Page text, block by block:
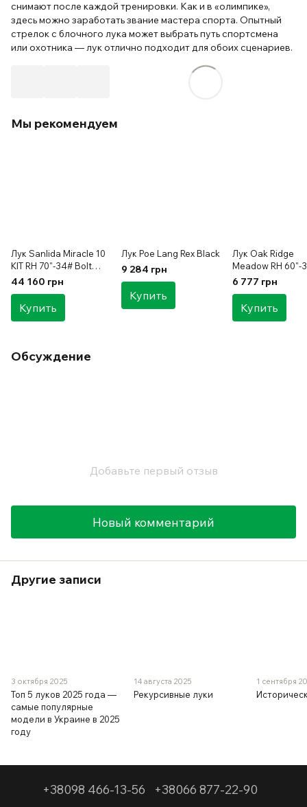
снимают после каждой тренировки. Как и в «олимпике»,
здесь можно заработать звание мастера спорта. Опытный
стрелок с блочного лука может выбрать путь спортсмена
или охотника — лук отлично подходит для обоих сценариев.
Мы рекомендуем
Лук Sanlida Miracle 10
KIT RH 70"-34# Bolt
Light Blue
44 160 грн
Купить
Лук Poe Lang Rex Black
9 284 грн
Купить
Лук Oak Ridge
Meadow RH 60"-
6 777 грн
Купить
Обсуждение
Добавьте первый отзыв
Новый комментарий
Другие записи
3 октября 2025
Топ 5 луков 2025 года —
самые популярные
модели в Украине в 2025
году
14 августа 2025
Рекурсивные луки
1 сентября
+38098 466-13-56 +38066 877-22-90